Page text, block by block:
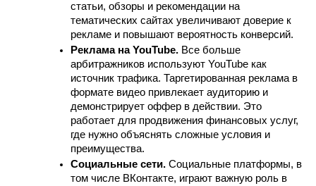
статьи, обзоры и рекомендации на
тематических сайтах увеличивают доверие к
рекламе и повышают вероятность конверсий.
Реклама на YouTube. Все больше
арбитражников используют YouTube как
источник трафика. Таргетированная реклама в
формате видео привлекает аудиторию и
демонстрирует оффер в действии. Это
работает для продвижения финансовых услуг,
где нужно объяснять сложные условия и
преимущества.
Социальные сети. Социальные платформы, в
том числе ВКонтакте, играют важную роль в